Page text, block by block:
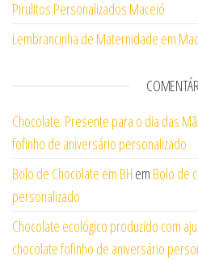
Pirulitos Personalizados Maceió
Lembrancinha de Maternidade em
Chocolate: Presente para o dia das
fofinho de aniversário personalizado
Bolo de Chocolate em BH em Bolo de
personalizado
Chocolate ecológico produzido com
chocolate fofinho de aniversário